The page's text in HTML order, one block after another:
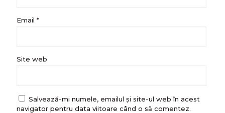
Email *
Site web
Salvează-mi numele, emailul și site-ul web în acest
navigator pentru data viitoare când o să comentez.